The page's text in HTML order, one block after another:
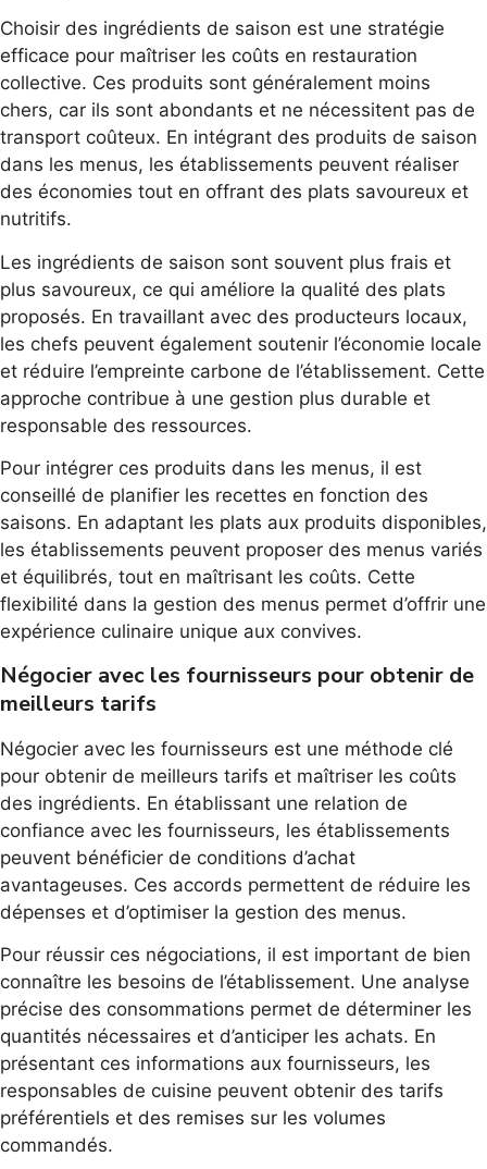
Choisir des ingrédients de saison est une stratégie
efficace pour maîtriser les coûts en restauration
collective. Ces produits sont généralement moins
chers, car ils sont abondants et ne nécessitent pas de
transport coûteux. En intégrant des produits de saison
dans les menus, les établissements peuvent réaliser
des économies tout en offrant des plats savoureux et
nutritifs.
Les ingrédients de saison sont souvent plus frais et
plus savoureux, ce qui améliore la qualité des plats
proposés. En travaillant avec des producteurs locaux,
les chefs peuvent également soutenir l’économie locale
et réduire l’empreinte carbone de l’établissement. Cette
approche contribue à une gestion plus durable et
responsable des ressources.
Pour intégrer ces produits dans les menus, il est
conseillé de planifier les recettes en fonction des
saisons. En adaptant les plats aux produits disponibles,
les établissements peuvent proposer des menus variés
et équilibrés, tout en maîtrisant les coûts. Cette
flexibilité dans la gestion des menus permet d’offrir une
expérience culinaire unique aux convives.
Négocier avec les fournisseurs pour obtenir de
meilleurs tarifs
Négocier avec les fournisseurs est une méthode clé
pour obtenir de meilleurs tarifs et maîtriser les coûts
des ingrédients. En établissant une relation de
confiance avec les fournisseurs, les établissements
peuvent bénéficier de conditions d’achat
avantageuses. Ces accords permettent de réduire les
dépenses et d’optimiser la gestion des menus.
Pour réussir ces négociations, il est important de bien
connaître les besoins de l’établissement. Une analyse
précise des consommations permet de déterminer les
quantités nécessaires et d’anticiper les achats. En
présentant ces informations aux fournisseurs, les
responsables de cuisine peuvent obtenir des tarifs
préférentiels et des remises sur les volumes
commandés.